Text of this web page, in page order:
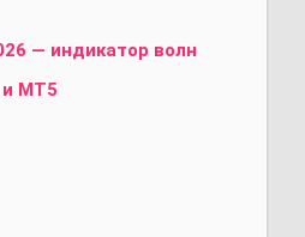
— индикатор волн
MT5